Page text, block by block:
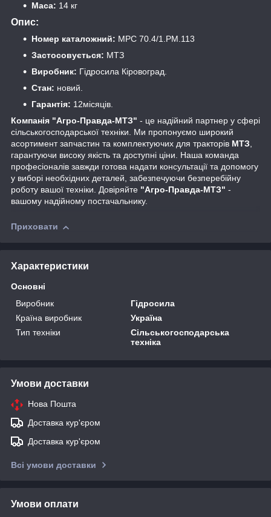
Маса: 14 кг
Опис:
Номер каталожний: МРС 70.4/1.РМ.113
Застосовується: МТЗ
Виробник: Гідросила Кіровоград.
Стан: новий.
Гарантія: 12місяців.
Компанія "Агро-Правда-МТЗ" - це надійний партнер у сфері
сільськогосподарської техніки. Ми пропонуємо широкий
асортимент запчастин та комплектуючих для тракторів МТЗ,
гарантуючи високу якість та доступні ціни. Наша команда
професіоналів завжди готова надати консультації та допомогу
у виборі необхідних деталей, забезпечуючи безперебійну
роботу вашої техніки. Довіряйте "Агро-Правда-МТЗ" -
вашому надійному постачальнику.
Приховати
Характеристики
Основні
Виробник
Гідросила
Країна виробник
Україна
Тип техніки
Сільськогосподарська
техніка
Умови доставки
Нова Пошта
Доставка кур'єром
Доставка кур'єром
Всі умови доставки
Умови оплати